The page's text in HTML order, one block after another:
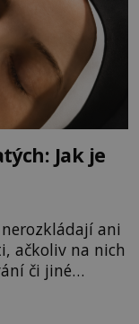
Jak je
ani
ačkoliv na nich
či jiné
bývají
Jaké